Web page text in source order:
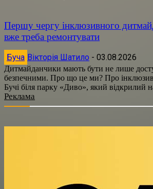
Першу чергу інклюзивного
вже треба ремонтувати
Буча Вікторія Шатило - 03.08.2026
Дитмайданчики мають бути не лише
безпечними. Про що це ми? Про
Бучі біля парку «Диво», який відкрилий
Реклама